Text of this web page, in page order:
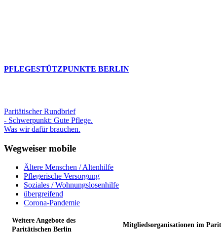
PFLEGESTÜTZPUNKTE BERLIN
Paritätischer Rundbrief
- Schwerpunkt: Gute Pflege.
Was wir dafür brauchen.
Wegweiser mobile
Ältere Menschen / Altenhilfe
Pflegerische Versorgung
Soziales / Wohnungslosenhilfe
übergreifend
Corona-Pandemie
Weitere Angebote des
Paritätischen Berlin
Mitgliedsorganisationen im